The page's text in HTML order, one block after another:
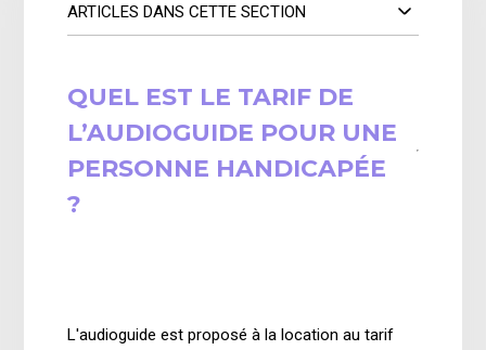
ARTICLES DANS CETTE SECTION
QUEL EST LE TARIF DE
L’AUDIOGUIDE POUR UNE
PERSONNE HANDICAPÉE
?
L'audioguide est proposé à la location au tarif